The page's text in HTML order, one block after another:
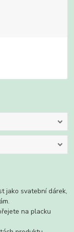
jako svatební dárek,
na placku